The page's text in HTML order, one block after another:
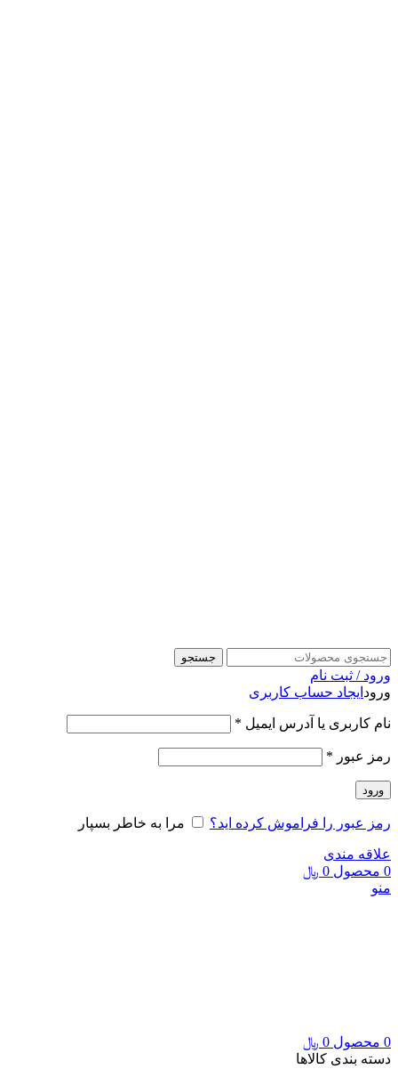
جستجو
ورود / ثبت نام
ورود ایجاد حساب کاربری
نام کاربری یا آدرس ایمیل *
رمز عبور *
ورود
رمز عبور را فراموش کرده اید؟ مرا به خاطر بسپار
علاقه مندی
0 محصول 0 ﷼
منو
0 محصول 0 ﷼
دسته بندی کالاها